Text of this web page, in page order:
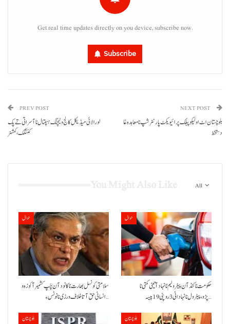
Get real time updates directly on you device, subscribe now.
Subscribe
PREV POST
لورالائی میڈیکل کالج و ٹیچنگ ہسپتال نا آسراتی تے پک
کننگک، کمشنر
NEXT POST
بلوچستان اٹ اولیکو پبلک پرائیویکٹ پارٹنر شپ نا معاہدہ غا
دستخط
All
حوال
سلامتی کونسل بھارت نا کانود آن چَپ کشمیر آ کوزہ و
انسانی حق آتا خلاف ورزی نا نوٹس ءِ…
حوال
حکومت نا کنڈ آن پیٹرولیم نا نہاد آتیٹی کمتی نا
پڑو،پیٹرول نا نہاد اٹی 3 روپئی 19 پیسہ…
بلوچستان بلوچستان